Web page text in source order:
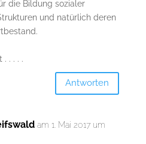
die Bildung sozialer
und natürlich deren
. . . .
Antworten
am 1. Mai 2017 um